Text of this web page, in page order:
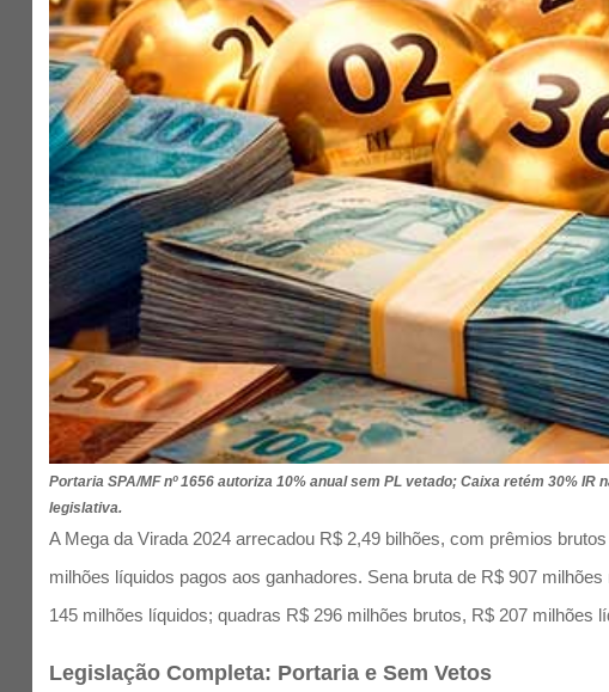
Portaria SPA/MF nº 1656 autoriza 10% anual sem PL vetado; Caixa retém 30%
legislativa.
A Mega da Virada 2024 arrecadou R$ 2,49 bilhões, com prêmios
milhões líquidos pagos aos ganhadores. Sena bruta de R$ 907
145 milhões líquidos; quadras R$ 296 milhões brutos, R$ 207 milhões
Legislação Completa: Portaria e Sem Vetos